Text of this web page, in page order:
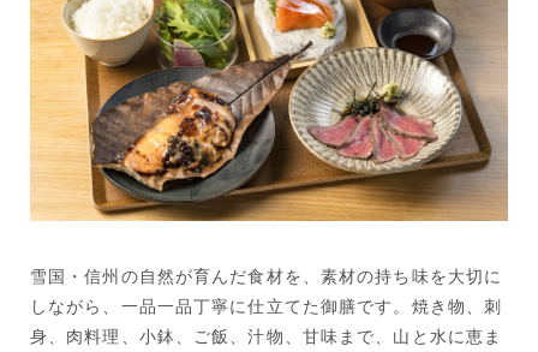
雪国・信州の自然が育んだ食材を、素材の持ち味を大切に
しながら、一品一品丁寧に仕立てた御膳です。焼き物、刺
身、肉料理、小鉢、ご飯、汁物、甘味まで、山と水に恵ま